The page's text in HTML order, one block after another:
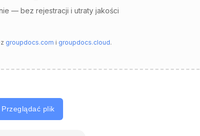
— bez rejestracji i utraty jakości
groupdocs.com i groupdocs.cloud.
Przeglądać plik